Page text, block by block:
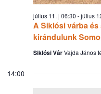
A Siklósi várba
kirándulunk
július 11. | 06:30 -július
Siklósi VárVajda János
14:00